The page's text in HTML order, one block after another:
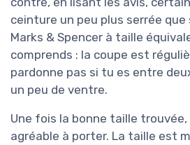
ceinture un peu plus serrée que
Marks & Spencer à taille
comprends : la coupe est
pardonne pas si tu es entre
un peu de ventre.
Une fois la bonne taille
agréable à porter. La taille est